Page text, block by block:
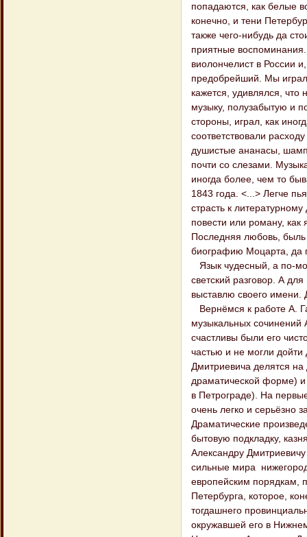
попадаются, как белые
конечно, и тени
также чего-нибудь да
приятные
виолончелист в России
предобрейший. Мы
кажется, удивлялся,
музыку, полузабытую и
стороны, играл, как
соответствовали
душистые ананасы,
почти со слезами.
иногда более, чем то
1843 года. <...> Легче
страсть к
повести или роману,
Последняя любовь, быль
биографию Моцарта, да
Язык чудесный, а по-
светский разговор. А
выставлю своего имени.
Вернёмся к работе А. Гациского «Александр Дмитриевич Улыбышев». «Если на долю музыкальных сочинений Александра Дмитриевича выпала обширная известность, то не так счастливы были его чисто литературные произведения, конечно, потому, что они не дошли, а частью и не могли дойти до типографского станка. Литературные сочинения Александра Дмитриевича делятся на две категории: драматические (драмы, комедии, сатиры и шутки в драматической форме) и дневник, утрата которого особенно прискорбна (найден в начале XX века в Петрограде). На первые свои опыты в драматической форме Александр Дмитриевич смотрел очень легко и серьёзно занимался ими только со стороны практики в русском языке. Драматические произведения Александра Дмитриевича всегда имели жизненно-обличительно-бытовую подкладку, казня глупость, взяточничество и другие дурные стороны современного Александру Дмитриевичу общества; действующими лицами у него являлись более или менее сильные мира нижегородского сороковых и пятидесятых годов. Привыкши с детства к европейским порядкам, проведя много лет своей жизни в избраннейшем светском обществе Петербурга, которое, конечно, стояло в двадцатых и тридцатых годах несравненно выше тогдашнего провинциального общества, Александр Дмитриевич никогда не мог примириться с окружавшей его в Нижнем средой, которую и «пробирал» в своих драматических произведениях. Не печатал Александр Дмитриевич своих драматических сочинению частью потому, что не придавал им серьёзного значения, а некоторые частью потому, что это было невозможно по тогдашним цензурным условиям. <...> Кстати здесь прибавить, что Александр Дмитриевич всегда жестоко восставал против цензуры... Большинство его драматических пьес и сцен, подходивших, как тогда выражались, к «натуральной школе» (в некоторых из них женские лица выражались без особой церемонии; иногда бывало в них немало того, что называется «клубничкой»), выходило, однако, за пределы его кабинета, так как некоторые (комедии) игрались на его домашних спектаклях, собиравших к себе чуть не весь город, – разумея, конечно, под «городом» так называемый «бомонд» – кроме высшего представителя его, тогдашнего нижегородского военного губернатора князя М. А. Урусова, к которому Александр Дмитриевич был в открытой оппозиции, в товариществе с другим нижегородским магнатом С. В. Шереметевым (братом меломана), и с которым он примирился только при отъезде его на пост витебского генерал-губернатора». У поместных дворян на домашнем театре, куда вхожи были близкие знакомые и друзья иногда ставились пьесы, где авторами были или они сами, или близкие им люди. (Вспомним А. В. Сухово-Кобылина, который, кстати, жил в Нижегородской губернии в те же годы что и Улыбышев, в